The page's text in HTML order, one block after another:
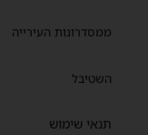
ממסדרונות העירייה
השטיבל
תנאי שימוש